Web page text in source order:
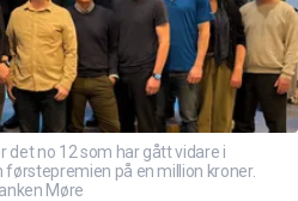
det no 12 som har gått vidare i
på en million kroner.
Møre